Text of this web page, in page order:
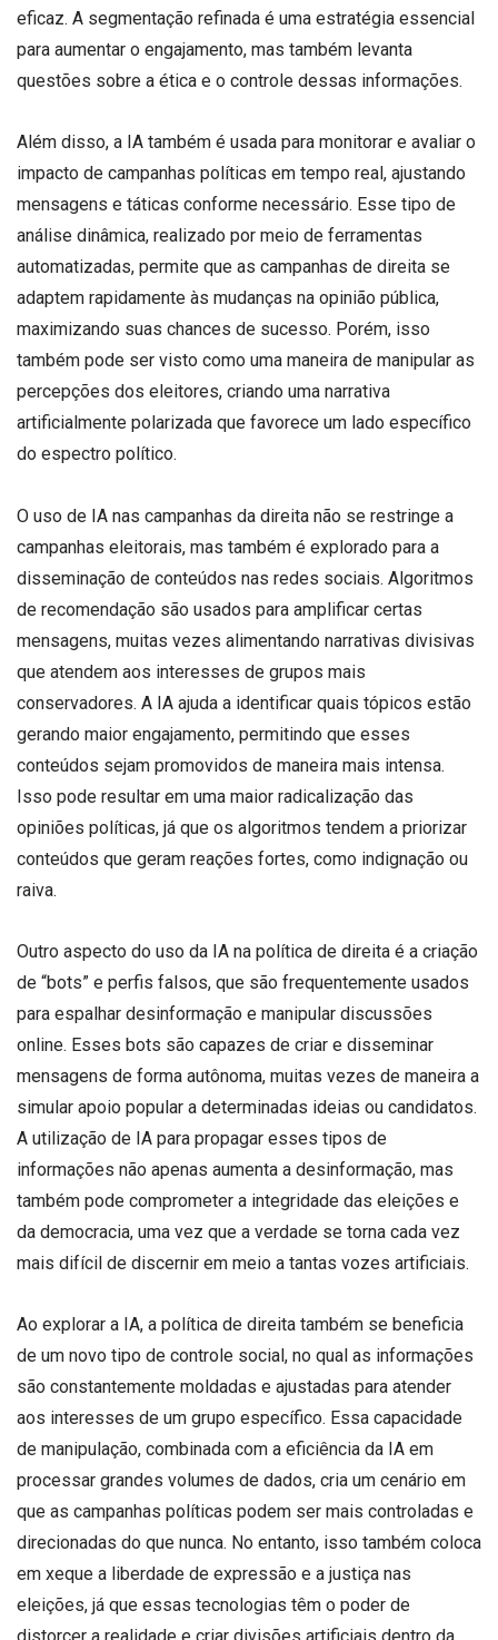
eficaz. A segmentação refinada é uma estratégia essencial
para aumentar o engajamento, mas também levanta
questões sobre a ética e o controle dessas informações.
Além disso, a IA também é usada para monitorar e avaliar o
impacto de campanhas políticas em tempo real, ajustando
mensagens e táticas conforme necessário. Esse tipo de
análise dinâmica, realizado por meio de ferramentas
automatizadas, permite que as campanhas de direita se
adaptem rapidamente às mudanças na opinião pública,
maximizando suas chances de sucesso. Porém, isso
também pode ser visto como uma maneira de manipular as
percepções dos eleitores, criando uma narrativa
artificialmente polarizada que favorece um lado específico
do espectro político.
O uso de IA nas campanhas da direita não se restringe a
campanhas eleitorais, mas também é explorado para a
disseminação de conteúdos nas redes sociais. Algoritmos
de recomendação são usados para amplificar certas
mensagens, muitas vezes alimentando narrativas divisivas
que atendem aos interesses de grupos mais
conservadores. A IA ajuda a identificar quais tópicos estão
gerando maior engajamento, permitindo que esses
conteúdos sejam promovidos de maneira mais intensa.
Isso pode resultar em uma maior radicalização das
opiniões políticas, já que os algoritmos tendem a priorizar
conteúdos que geram reações fortes, como indignação ou
raiva.
Outro aspecto do uso da IA na política de direita é a criação
de “bots” e perfis falsos, que são frequentemente usados
para espalhar desinformação e manipular discussões
online. Esses bots são capazes de criar e disseminar
mensagens de forma autônoma, muitas vezes de maneira a
simular apoio popular a determinadas ideias ou candidatos.
A utilização de IA para propagar esses tipos de
informações não apenas aumenta a desinformação, mas
também pode comprometer a integridade das eleições e
da democracia, uma vez que a verdade se torna cada vez
mais difícil de discernir em meio a tantas vozes artificiais.
Ao explorar a IA, a política de direita também se beneficia
de um novo tipo de controle social, no qual as informações
são constantemente moldadas e ajustadas para atender
aos interesses de um grupo específico. Essa capacidade
de manipulação, combinada com a eficiência da IA em
processar grandes volumes de dados, cria um cenário em
que as campanhas políticas podem ser mais controladas e
direcionadas do que nunca. No entanto, isso também coloca
em xeque a liberdade de expressão e a justiça nas
eleições, já que essas tecnologias têm o poder de